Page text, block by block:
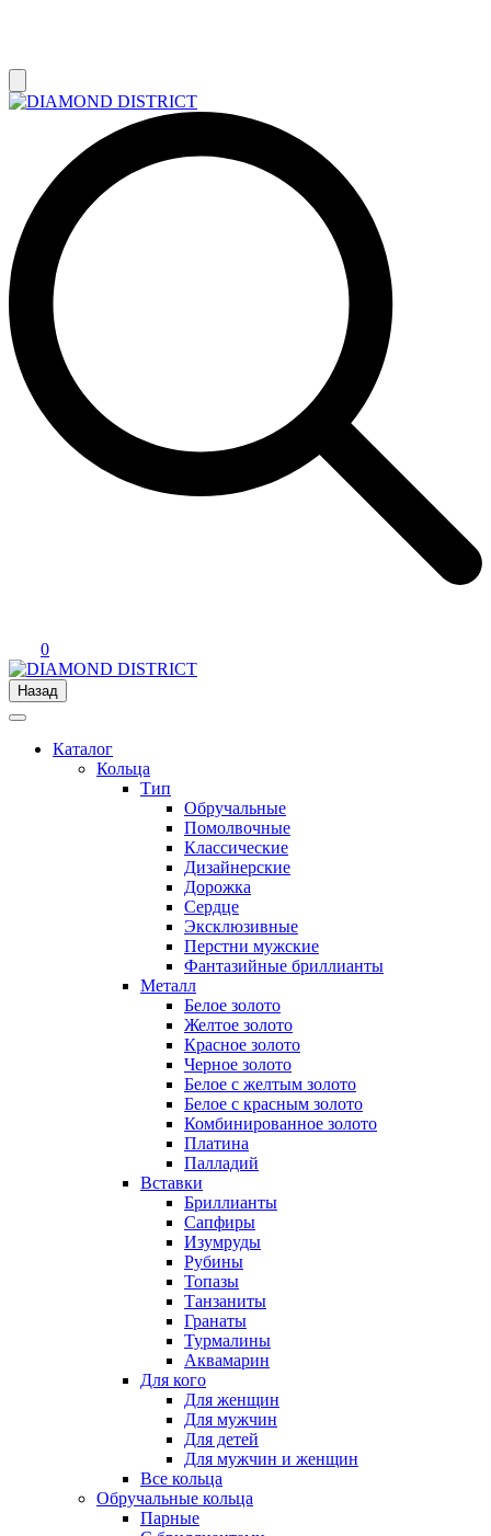
0
Назад
Каталог
Кольца
Тип
Обручальные
Помолвочные
Классические
Дизайнерские
Дорожка
Сердце
Эксклюзивные
Перстни мужские
Фантазийные бриллианты
Металл
Белое золото
Желтое золото
Красное золото
Черное золото
Белое с желтым золото
Белое с красным золото
Комбинированное золото
Платина
Палладий
Вставки
Бриллианты
Сапфиры
Изумруды
Рубины
Топазы
Танзаниты
Гранаты
Турмалины
Аквамарин
Для кого
Для женщин
Для мужчин
Для детей
Для мужчин и женщин
Все кольца
Обручальные кольца
Парные